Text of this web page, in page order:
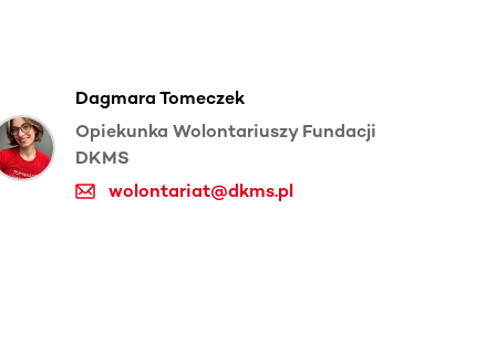
Dagmara Tomeczek
Opiekunka Wolontariuszy Fundacji
DKMS
wolontariat@dkms.pl